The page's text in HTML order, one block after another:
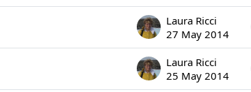
Laura Ricci
27 May 2014
Laura Ricci
25 May 2014